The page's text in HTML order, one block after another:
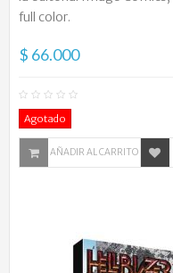
full color.
$ 66.000
Agotado
AÑADIR AL CARRITO